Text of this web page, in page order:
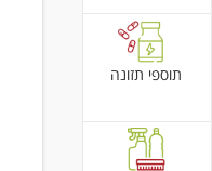
תוספי תזונה